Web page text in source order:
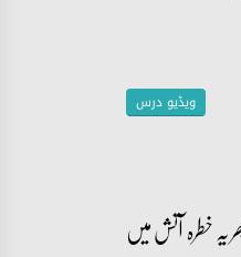
ویڈیو درس
خطرہ آتش میں